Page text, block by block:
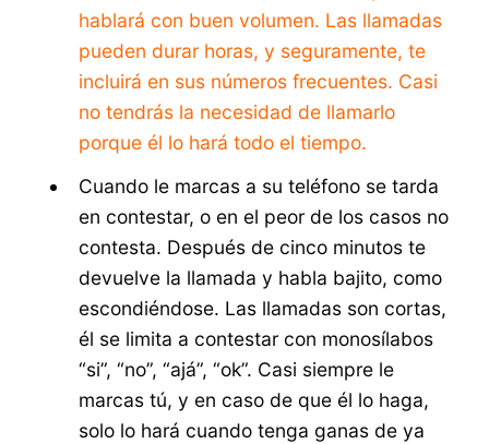
hablará con buen volumen. Las llamadas
pueden durar horas, y seguramente, te
incluirá en sus números frecuentes. Casi
no tendrás la necesidad de llamarlo
porque él lo hará todo el tiempo.
Cuando le marcas a su teléfono se tarda
en contestar, o en el peor de los casos no
contesta. Después de cinco minutos te
devuelve la llamada y habla bajito, como
escondiéndose. Las llamadas son cortas,
él se limita a contestar con monosílabos
“si”, “no”, “ajá”, “ok”. Casi siempre le
marcas tú, y en caso de que él lo haga,
solo lo hará cuando tenga ganas de ya